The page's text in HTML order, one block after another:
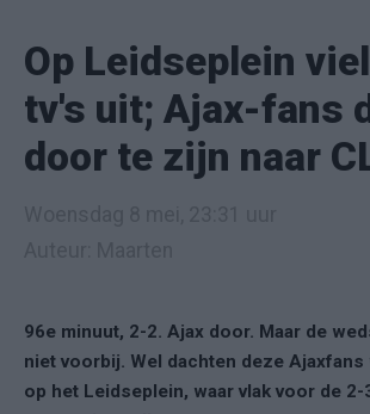
Op Leidseplein
tv's uit; Ajax-fans
door te zijn naar
96e minuut, 2-2. Ajax door. Maar de
niet voorbij. Wel dachten deze Ajaxfans
op het Leidseplein, waar vlak voor de